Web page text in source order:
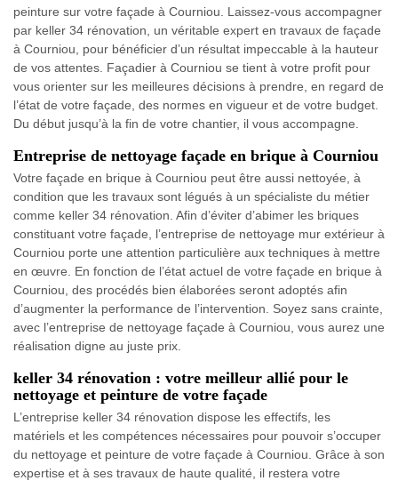
peinture sur votre façade à Courniou. Laissez-vous accompagner
par keller 34 rénovation, un véritable expert en travaux de façade
à Courniou, pour bénéficier d’un résultat impeccable à la hauteur
de vos attentes. Façadier à Courniou se tient à votre profit pour
vous orienter sur les meilleures décisions à prendre, en regard de
l’état de votre façade, des normes en vigueur et de votre budget.
Du début jusqu’à la fin de votre chantier, il vous accompagne.
Entreprise de nettoyage façade en brique à Courniou
Votre façade en brique à Courniou peut être aussi nettoyée, à
condition que les travaux sont légués à un spécialiste du métier
comme keller 34 rénovation. Afin d’éviter d’abimer les briques
constituant votre façade, l’entreprise de nettoyage mur extérieur à
Courniou porte une attention particulière aux techniques à mettre
en œuvre. En fonction de l’état actuel de votre façade en brique à
Courniou, des procédés bien élaborées seront adoptés afin
d’augmenter la performance de l’intervention. Soyez sans crainte,
avec l’entreprise de nettoyage façade à Courniou, vous aurez une
réalisation digne au juste prix.
keller 34 rénovation : votre meilleur allié pour le
nettoyage et peinture de votre façade
L’entreprise keller 34 rénovation dispose les effectifs, les
matériels et les compétences nécessaires pour pouvoir s’occuper
du nettoyage et peinture de votre façade à Courniou. Grâce à son
expertise et à ses travaux de haute qualité, il restera votre